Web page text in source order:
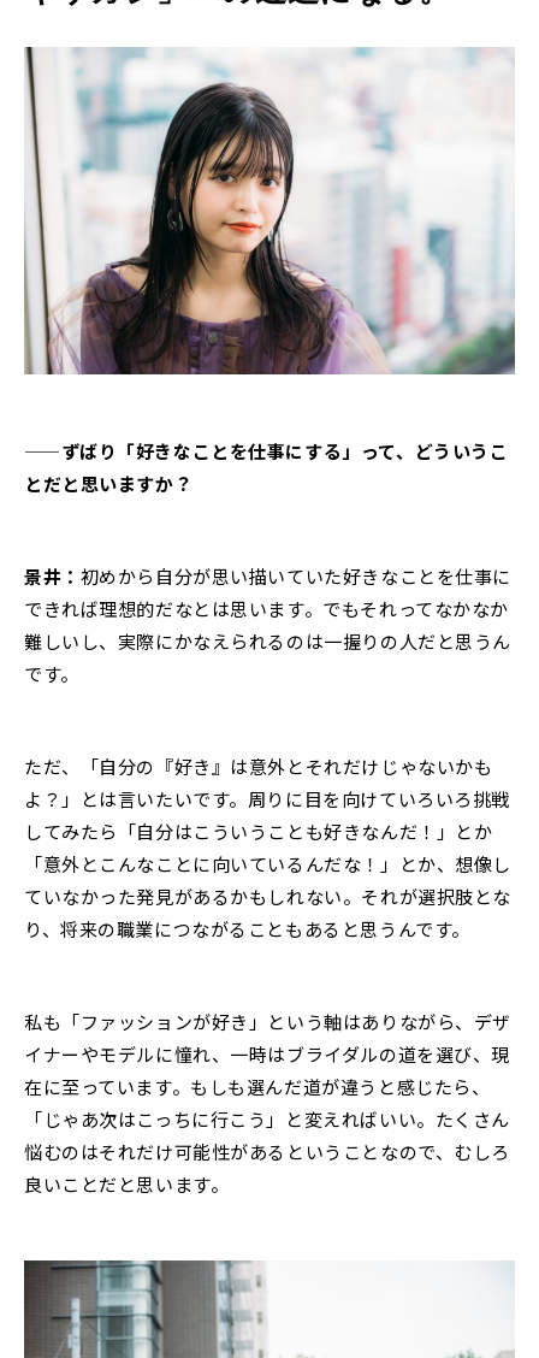
——ずばり「好きなことを仕事にする」って、どういうこ
とだと思いますか？
景井： 初めから自分が思い描いていた好きなことを仕事に
できれば理想的だなとは思います。でもそれってなかなか
難しいし、実際にかなえられるのは一握りの人だと思うん
です。
ただ、「自分の『好き』は意外とそれだけじゃないかも
よ？」とは言いたいです。周りに目を向けていろいろ挑戦
してみたら「自分はこういうことも好きなんだ！」とか
「意外とこんなことに向いているんだな！」とか、想像し
ていなかった発見があるかもしれない。それが選択肢とな
り、将来の職業につながることもあると思うんです。
私も「ファッションが好き」という軸はありながら、デザ
イナーやモデルに憧れ、一時はブライダルの道を選び、現
在に至っています。もしも選んだ道が違うと感じたら、
「じゃあ次はこっちに行こう」と変えればいい。たくさん
悩むのはそれだけ可能性があるということなので、むしろ
良いことだと思います。